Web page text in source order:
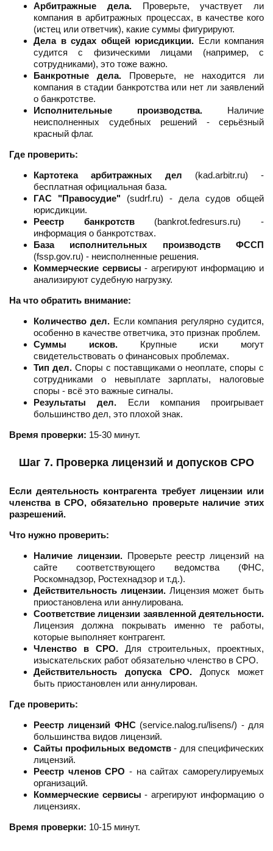
Арбитражные дела.Проверьте, участвует ли
компания в арбитражных процессах, в качестве кого
(истец или ответчик), какие суммы фигурируют.
Дела в судах общей юрисдикции. Если компания
судится с физическими лицами (например, с
сотрудниками), это тоже важно.
Банкротные дела. Проверьте, не находится ли
компания в стадии банкротства или нет ли заявлений
о банкротстве.
Исполнительные производства. Наличие
неисполненных судебных решений - серьёзный
красный флаг.
Где проверить:
Картотека арбитражных дел (kad.arbitr.ru) -
бесплатная официальная база.
ГАС "Правосудие" (sudrf.ru) - дела судов общей
юрисдикции.
Реестр банкротств(bankrot.fedresurs.ru) -
информация о банкротствах.
База исполнительных производств ФССП
(fssp.gov.ru) - неисполненные решения.
Коммерческие сервисы - агрегируют информацию и
анализируют судебную нагрузку.
На что обратить внимание:
Количество дел.Если компания регулярно судится,
особенно в качестве ответчика, это признак проблем.
Суммы исков. Крупные иски могут
свидетельствовать о финансовых проблемах.
Тип дел.Споры с поставщиками о неоплате, споры с
сотрудниками о невыплате зарплаты, налоговые
споры - всё это важные сигналы.
Результаты дел. Если компания проигрывает
большинство дел, это плохой знак.
Время проверки: 15-30 минут.
Шаг 7. Проверка лицензий и допусков СРО
Если деятельность контрагента требует лицензии или
членства в СРО, обязательно проверьте наличие этих
разрешений.
Что нужно проверить:
Наличие лицензии.Проверьте реестр лицензий на
сайте соответствующего ведомства (ФНС,
Роскомнадзор, Ростехнадзор и т.д.).
Действительность лицензии.Лицензия может быть
приостановлена или аннулирована.
Соответствие лицензии заявленной деятельности.
Лицензия должна покрывать именно те работы,
которые выполняет контрагент.
Членство в СРО. Для строительных, проектных,
изыскательских работ обязательно членство в СРО.
Действительность допуска СРО. Допуск может
быть приостановлен или аннулирован.
Где проверить:
Реестр лицензий ФНС(service.nalog.ru/lisens/) - для
большинства видов лицензий.
Сайты профильных ведомств- для специфических
лицензий.
Реестр членов СРО - на сайтах саморегулируемых
организаций.
Коммерческие сервисы - агрегируют информацию о
лицензиях.
Время проверки: 10-15 минут.